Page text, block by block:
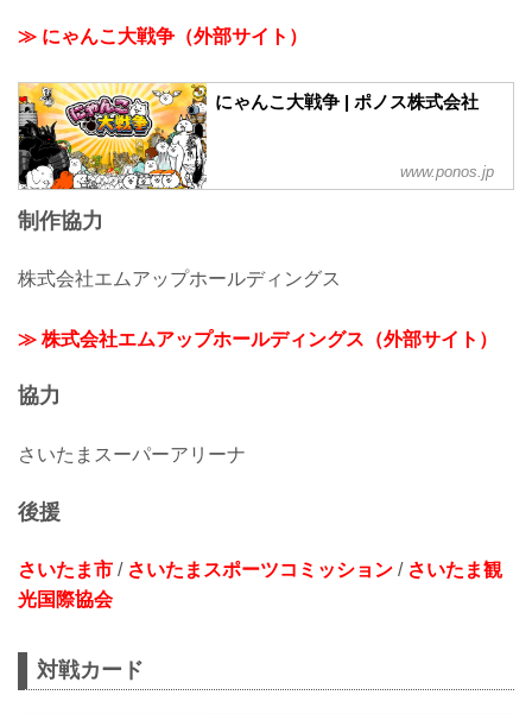
≫ にゃんこ大戦争（外部サイト）
にゃんこ大戦争 | ポノス株式会社
www.ponos.jp
制作協力
株式会社エムアップホールディングス
≫ 株式会社エムアップホールディングス（外部サイト）
協力
さいたまスーパーアリーナ
後援
さいたま市 / さいたまスポーツコミッション / さいたま観
光国際協会
対戦カード